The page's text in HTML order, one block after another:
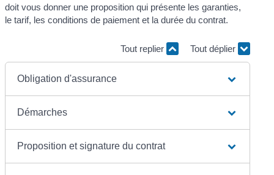
doit vous donner une proposition qui présente les garanties,
le tarif, les conditions de paiement et la durée du contrat.
Tout replier Tout déplier
Obligation d'assurance
Démarches
Proposition et signature du contrat